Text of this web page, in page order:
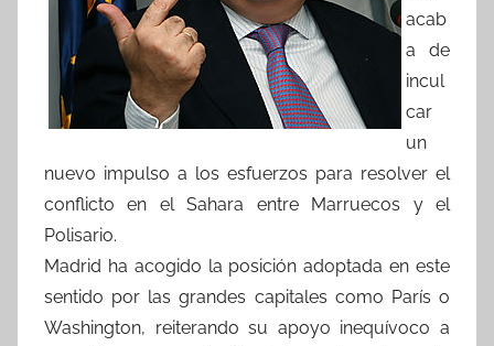
acab
a de
incul
car
un
nuevo impulso a los esfuerzos para resolver el
conflicto en el Sahara entre Marruecos y el
Polisario.
Madrid ha acogido la posición adoptada en este
sentido por las grandes capitales como París o
Washington, reiterando su apoyo inequívoco a